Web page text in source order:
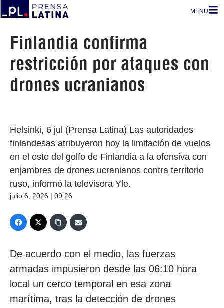
MENU
Finlandia confirma
restricción por ataques con
drones ucranianos
Helsinki, 6 jul (Prensa Latina) Las autoridades
finlandesas atribuyeron hoy la limitación de vuelos
en el este del golfo de Finlandia a la ofensiva con
enjambres de drones ucranianos contra territorio
ruso, informó la televisora Yle.
julio 6, 2026 | 09:26
De acuerdo con el medio, las fuerzas
armadas impusieron desde las 06:10 hora
local un cerco temporal en esa zona
marítima, tras la detección de drones